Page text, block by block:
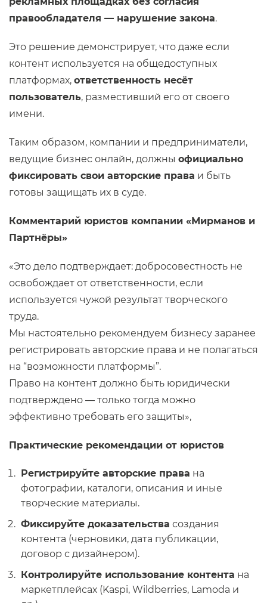
правообладателя — нарушение закона.
Это решение демонстрирует, что даже если
контент используется на общедоступных
платформах, ответственность несёт
пользователь, разместивший его от своего
имени.
Таким образом, компании и предприниматели,
ведущие бизнес онлайн, должны официально
фиксировать свои авторские права и быть
готовы защищать их в суде.
Комментарий юристов компании «Мирманов и
Партнёры»
«Это дело подтверждает: добросовестность не
освобождает от ответственности, если
используется чужой результат творческого
труда.
Мы настоятельно рекомендуем бизнесу заранее
регистрировать авторские права и не полагаться
на “возможности платформы”.
Право на контент должно быть юридически
подтверждено — только тогда можно
эффективно требовать его защиты»,
Практические рекомендации от юристов
Регистрируйте авторские права на
фотографии, каталоги, описания и иные
творческие материалы.
Фиксируйте доказательства создания
контента (черновики, дата публикации,
договор с дизайнером).
Контролируйте использование контента на
маркетплейсах (Kaspi, Wildberries, Lamoda и